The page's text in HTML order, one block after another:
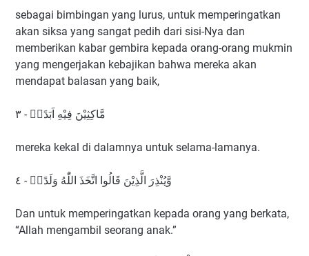
sebagai bimbingan yang lurus, untuk memperingatkan
akan siksa yang sangat pedih dari sisi-Nya dan
memberikan kabar gembira kepada orang-orang mukmin
yang mengerjakan kebajikan bahwa mereka akan
mendapat balasan yang baik,
مَّاكِثِيْنَ فِيْهِ اَبَدًاۙ - ٣
mereka kekal di dalamnya untuk selama-lamanya.
وَّيُنْذِرَ الَّذِيْنَ قَالُوا اتَّخَذَ اللّٰهُ وَلَدًاۖ - ٤
Dan untuk memperingatkan kepada orang yang berkata,
“Allah mengambil seorang anak.”